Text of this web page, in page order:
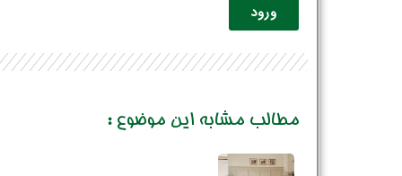
ورود
مطالب مشابه این موضوع :